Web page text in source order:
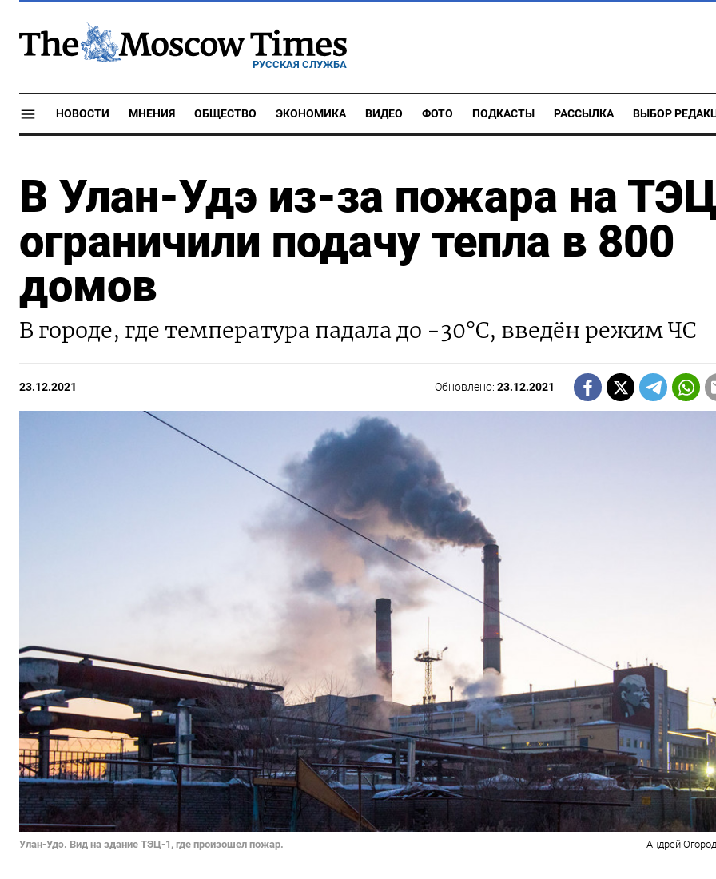
РУССКАЯ СЛУЖБА
НОВОСТИ МНЕНИЯ ОБЩЕСТВО ЭКОНОМИКА ВИДЕО ФОТО ПОДКАСТЫ РАССЫЛКА ВЫБОР
В Улан-Удэ из-за пожара на
ограничили подачу тепла в 800
домов
В городе, где температура падала до -30°C, введён режим ЧС
23.12.2021 Обновлено:23.12.2021
Улан-Удэ. Вид на здание ТЭЦ-1, где произошел пожар. Андрей